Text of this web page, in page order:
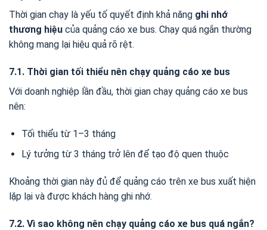
Thời gian chạy là yếu tố quyết định khả năng ghi nhớ
thương hiệu của quảng cáo xe bus. Chạy quá ngắn thường
không mang lại hiệu quả rõ rệt.
7.1. Thời gian tối thiểu nên chạy quảng cáo xe bus
Với doanh nghiệp lần đầu, thời gian chạy quảng cáo xe bus
nên:
Tối thiểu từ 1–3 tháng
Lý tưởng từ 3 tháng trở lên để tạo độ quen thuộc
Khoảng thời gian này đủ để quảng cáo trên xe bus xuất hiện
lặp lại và được khách hàng ghi nhớ.
7.2. Vì sao không nên chạy quảng cáo xe bus quá ngắn?